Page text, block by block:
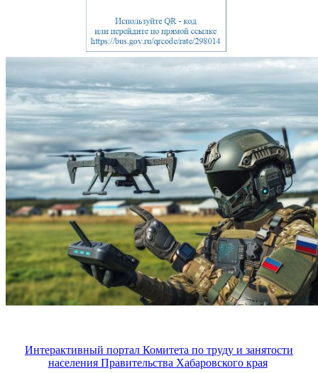
Интерактивный портал Комитета по труду и занятости
населения Правительства Хабаровского края